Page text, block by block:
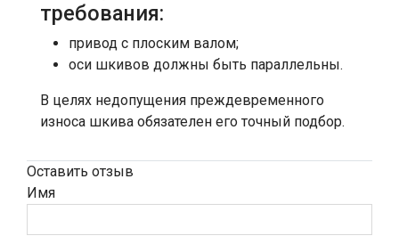
требования:
привод с плоским валом;
оси шкивов должны быть параллельны.
В целях недопущения преждевременного
износа шкива обязателен его точный подбор.
Оставить отзыв
Имя